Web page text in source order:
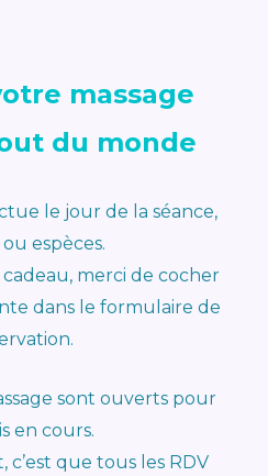
massage
du monde
le jour de la séance,
espèces.
merci de cocher
dans le formulaire de
sont ouverts pour
en cours.
c’est que tous les RDV